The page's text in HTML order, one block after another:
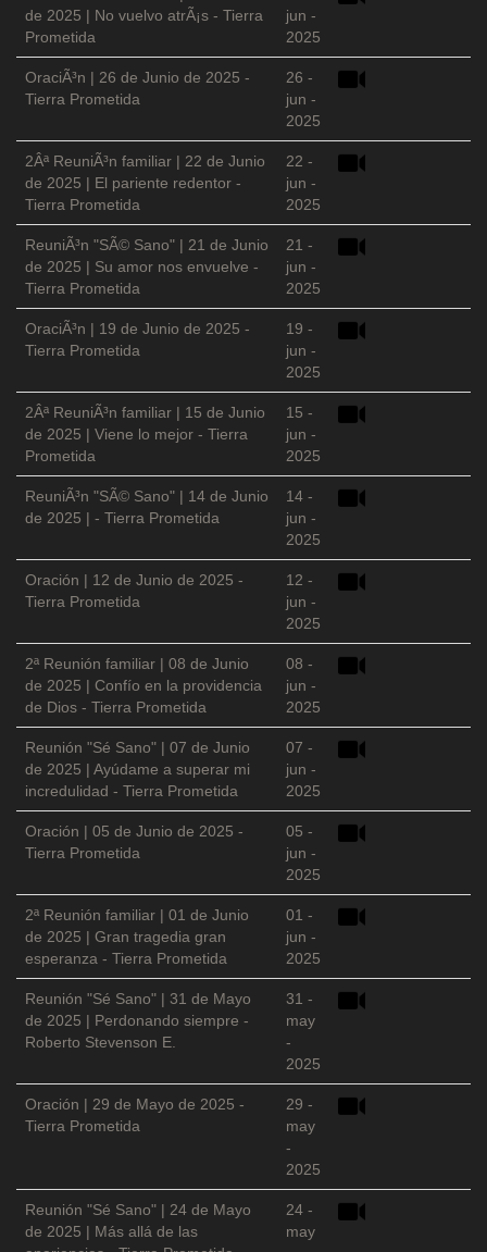
de 2025 | No vuelvo atrÃ¡s - Tierra
Prometida
jun -
2025
OraciÃ³n | 26 de Junio de 2025 -
Tierra Prometida
26 -
jun -
2025
2Âª ReuniÃ³n familiar | 22 de Junio
de 2025 | El pariente redentor -
Tierra Prometida
22 -
jun -
2025
ReuniÃ³n "SÃ© Sano" | 21 de Junio
de 2025 | Su amor nos envuelve -
Tierra Prometida
21 -
jun -
2025
OraciÃ³n | 19 de Junio de 2025 -
Tierra Prometida
19 -
jun -
2025
2Âª ReuniÃ³n familiar | 15 de Junio
de 2025 | Viene lo mejor - Tierra
Prometida
15 -
jun -
2025
ReuniÃ³n "SÃ© Sano" | 14 de Junio
de 2025 | - Tierra Prometida
14 -
jun -
2025
Oración | 12 de Junio de 2025 -
Tierra Prometida
12 -
jun -
2025
2ª Reunión familiar | 08 de Junio
de 2025 | Confío en la providencia
de Dios - Tierra Prometida
08 -
jun -
2025
Reunión "Sé Sano" | 07 de Junio
de 2025 | Ayúdame a superar mi
incredulidad - Tierra Prometida
07 -
jun -
2025
Oración | 05 de Junio de 2025 -
Tierra Prometida
05 -
jun -
2025
2ª Reunión familiar | 01 de Junio
de 2025 | Gran tragedia gran
esperanza - Tierra Prometida
01 -
jun -
2025
Reunión "Sé Sano" | 31 de Mayo
de 2025 | Perdonando siempre -
Roberto Stevenson E.
31 -
may
-
2025
Oración | 29 de Mayo de 2025 -
Tierra Prometida
29 -
may
-
2025
Reunión "Sé Sano" | 24 de Mayo
de 2025 | Más allá de las
24 -
may